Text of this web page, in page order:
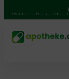
Mal in Deutschland